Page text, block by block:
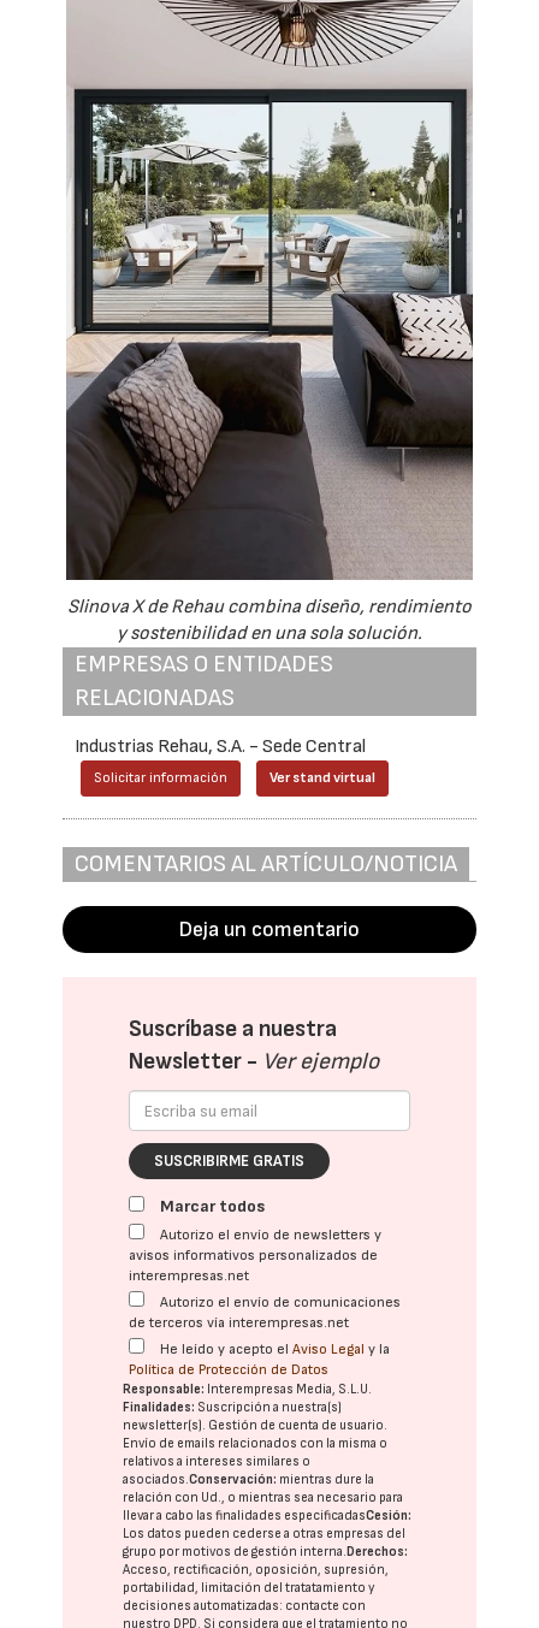
Slinova X de Rehau combina diseño, rendimiento
y sostenibilidad en una sola solución.
EMPRESAS O ENTIDADES
RELACIONADAS
Industrias Rehau, S.A. - Sede Central
Solicitar información Ver stand virtual
COMENTARIOS AL ARTÍCULO/NOTICIA
Deja un comentario
Suscríbase a nuestra
Newsletter - Ver ejemplo
SUSCRIBIRME GRATIS
Marcar todos
Autorizo el envío de newsletters y
avisos informativos personalizados de
interempresas.net
Autorizo el envío de comunicaciones
de terceros vía interempresas.net
He leído y acepto elAviso Legal y la
Política de Protección de Datos
Responsable: Interempresas Media, S.L.U.
Finalidades: Suscripción a nuestra(s)
newsletter(s). Gestión de cuenta de usuario.
Envío de emails relacionados con la misma o
relativos a intereses similares o
asociados.Conservación: mientras dure la
relación con Ud., o mientras sea necesario para
llevar a cabo las finalidades especificadasCesión:
Los datos pueden cederse a otras empresas del
grupo por motivos de gestión interna.Derechos:
Acceso, rectificación, oposición, supresión,
portabilidad, limitación del tratatamiento y
decisiones automatizadas: contacte con
nuestro DPD. Si considera que el tratamiento no